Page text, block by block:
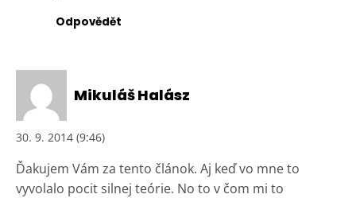
Odpovědět
Mikuláš Halász
30. 9. 2014 (9:46)
Ďakujem Vám za tento článok. Aj keď vo mne to
vyvolalo pocit silnej teórie. No to v čom mi to